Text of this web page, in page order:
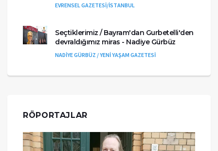
EVRENSEL GAZETESİ/İSTANBUL
Seçtiklerimiz / Bayram'dan Gurbetelli'den
devraldığımız miras - Nadiye Gürbüz
NADİYE GÜRBÜZ / YENİ YAŞAM GAZETESİ
RÖPORTAJLAR